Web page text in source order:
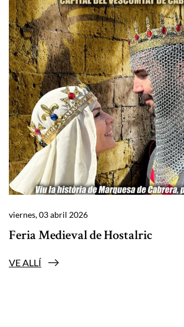
viernes, 03 abril 2026
Feria Medieval de Hostalric
VE ALLÍ